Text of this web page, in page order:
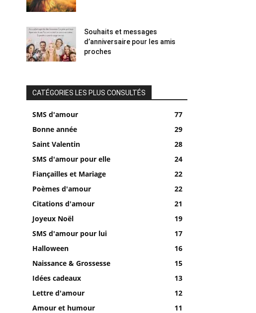
Souhaits et messages
d’anniversaire pour les amis
proches
CATÉGORIES LES PLUS CONSULTÉS
SMS d'amour
77
Bonne année
29
Saint Valentin
28
SMS d'amour pour elle
24
Fiançailles et Mariage
22
Poèmes d'amour
22
Citations d'amour
21
Joyeux Noël
19
SMS d'amour pour lui
17
Halloween
16
Naissance & Grossesse
15
Idées cadeaux
13
Lettre d'amour
12
Amour et humour
11